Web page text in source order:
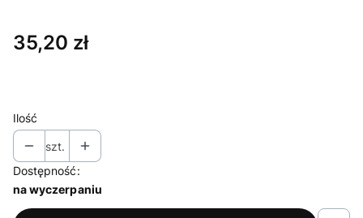
Cena
35,20 zł
Ilość
szt.
Dostępność:
na wyczerpaniu